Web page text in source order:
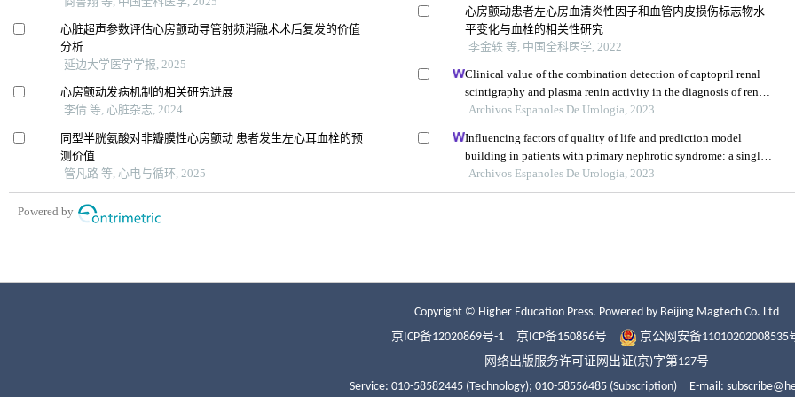
Copyright © Higher Education Press. Powered by Beijing Magtech Co. Ltd
京ICP备12020869号-1
京ICP备150856号
京公网安备11010202008535
网络出版服务许可证网出证(京)字第127号
Service: 010-58582445 (Technology); 010-58556485 (Subscription) E-mail: